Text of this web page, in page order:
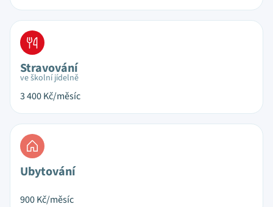
Stravování
ve školní jídelně
3 400Kč/měsíc
Ubytování
900Kč/měsíc